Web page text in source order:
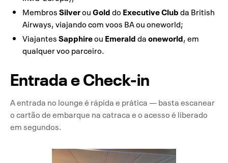
MembrosSilverouGolddo Executive Clubda British
Airways, viajando com voos BA ou oneworld;
ViajantesSapphireou Emeralddaoneworld, em
qualquer voo parceiro.
Entrada e Check-in
A entrada no lounge é rápida e prática — basta escanear
o cartão de embarque na catraca e o acesso é liberado
em segundos.